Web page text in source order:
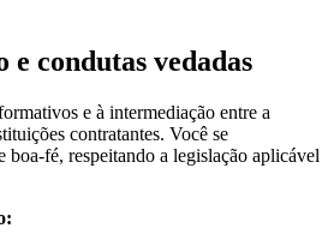
e condutas vedadas
e à intermediação entre a
contratantes. Você se
boa-fé, respeitando a legislação aplicável